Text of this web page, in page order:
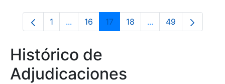
Página
1 ...Páginas intermedias Use TAB para
Página
16 Página
17 Página
18 ...PáginasPágina
49
Histórico de
Adjudicaciones